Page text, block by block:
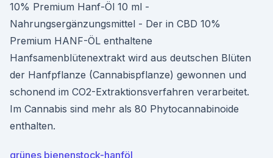
10% Premium Hanf-Öl 10 ml -
Nahrungsergänzungsmittel - Der in CBD 10%
Premium HANF-ÖL enthaltene
Hanfsamenblütenextrakt wird aus deutschen Blüten
der Hanfpflanze (Cannabispflanze) gewonnen und
schonend im CO2-Extraktionsverfahren verarbeitet.
Im Cannabis sind mehr als 80 Phytocannabinoide
enthalten.
grünes bienenstock-hanföl